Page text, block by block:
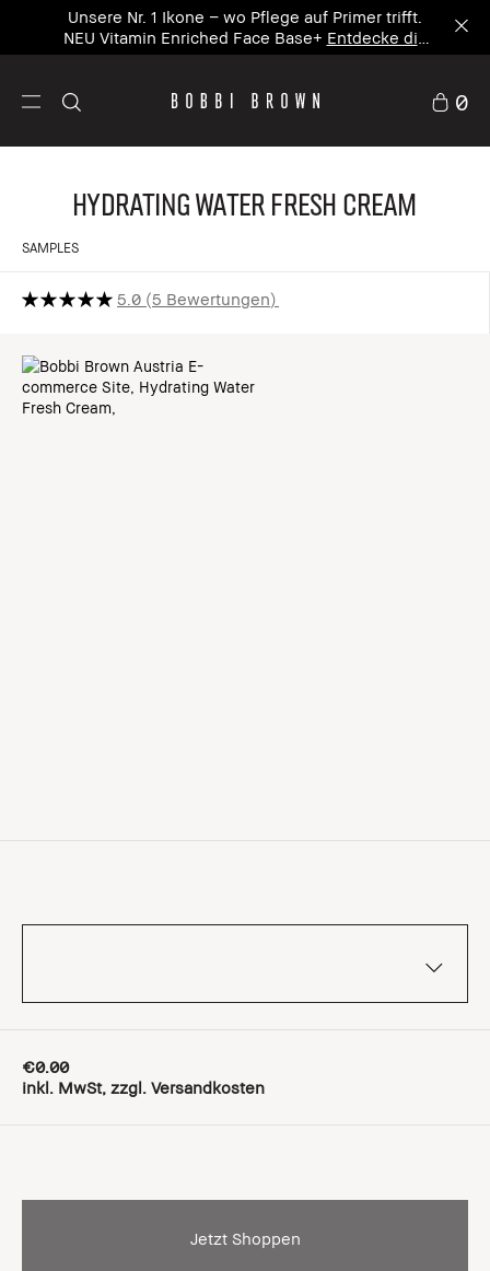
Unsere Nr. 1 Ikone – wo Pflege auf Primer trifft.
NEU Vitamin Enriched Face Base+ Entdecke die
neue Ikone
0
Hydrating Water Fresh Cream
SAMPLES
5.0 5 Bewertungen
€0.00
inkl. MwSt, zzgl. Versandkosten
Jetzt Shoppen